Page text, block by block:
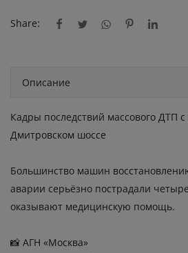
Share:
Описание
Кадры последствий массового ДТП
Дмитровском шоссе
Большинство машин
аварии серьёзно пострадали
оказывают медицинскую помощь.
📸 АГН «Москва»